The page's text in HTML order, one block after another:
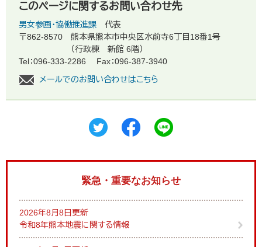
このページに関するお問い合わせ先
男女参画・協働推進課
代表
〒862-8570
熊本県熊本市中央区水前寺6丁目18番1号
（行政棟 新館 6階）
Tel：096-333-2286
Fax：096-387-3940
メールでのお問い合わせはこちら
緊急・重要なお知らせ
2026年8月8日更新
令和8年熊本地震に関する情報